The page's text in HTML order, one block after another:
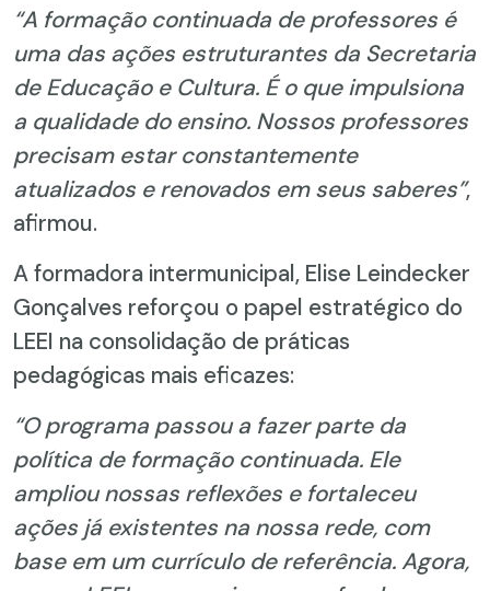
“A formação continuada de professores é
uma das ações estruturantes da Secretaria
de Educação e Cultura. É o que impulsiona
a qualidade do ensino. Nossos professores
precisam estar constantemente
atualizados e renovados em seus saberes”,
afirmou.
A formadora intermunicipal, Elise Leindecker
Gonçalves reforçou o papel estratégico do
LEEI na consolidação de práticas
pedagógicas mais eficazes:
“O programa passou a fazer parte da
política de formação continuada. Ele
ampliou nossas reflexões e fortaleceu
ações já existentes na nossa rede, com
base em um currículo de referência. Agora,